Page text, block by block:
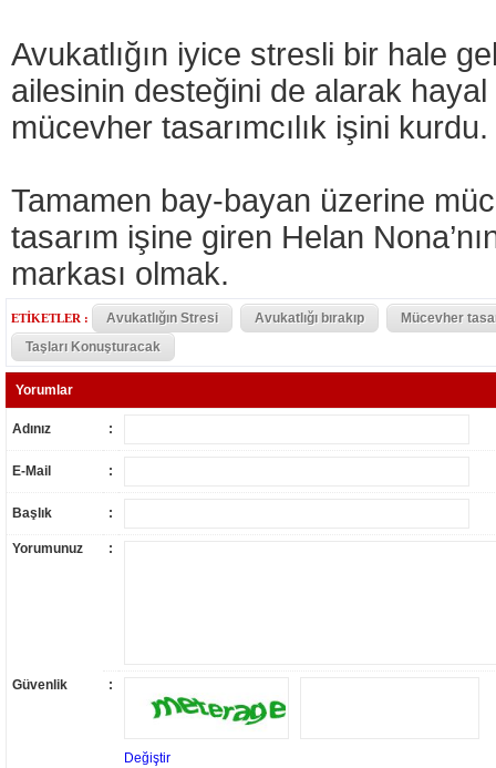
Avukatlığın iyice stresli bir hale
ailesinin desteğini de alarak
mücevher tasarımcılık işini kurdu.
Tamamen bay-bayan üzerine
tasarım işine giren Helan
markası olmak.
ETİKETLER : Avukatlığın Stresi Avukatlığı bırakıp
Mücevher
Taşları Konuşturacak
Yorumlar
Adınız :
E-Mail :
Başlık :
Yorumunuz :
Güvenlik :
Değiştir